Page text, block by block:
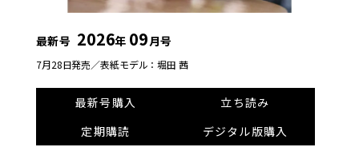
最新号 2026年 09月号
7月28日発売／表紙モデル：堀田 茜
最新号購入
立ち読み
定期購読
デジタル版購入